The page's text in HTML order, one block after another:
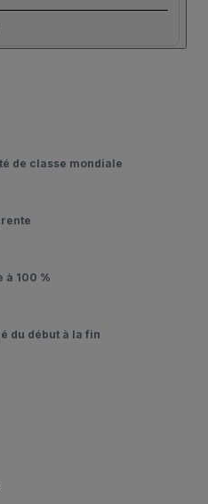
de classe mondiale
à 100 %
du début à la fin